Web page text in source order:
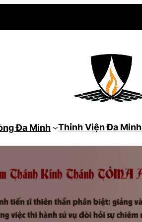
Đa Minh Thỉnh Viện Đa Minh